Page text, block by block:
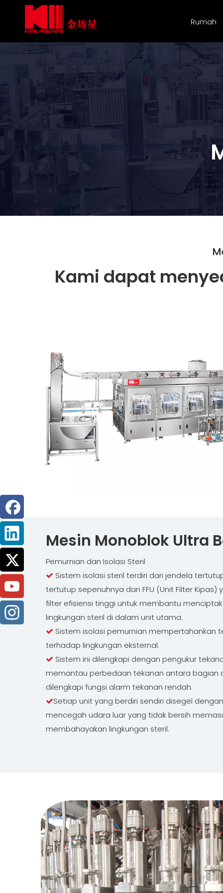
Rumah
Kami dapat
Mesin Monoblok Ultra
Pemurnian dan Isolasi Steril
 Sistem isolasi steril terdiri dari jendela
tertutup sepenuhnya dan FFU (Unit Filter
filter efisiensi tinggi untuk membantu
lingkungan steril di dalam unit utama.
 Sistem isolasi pemurnian mempertahankan
terhadap lingkungan eksternal.
 Sistem ini dilengkapi dengan pengukur
memantau perbedaan tekanan antara bagian
dilengkapi fungsi alarm tekanan rendah.
Setiap unit yang berdiri sendiri disegel
mencegah udara luar yang tidak bersih
membahayakan lingkungan steril.